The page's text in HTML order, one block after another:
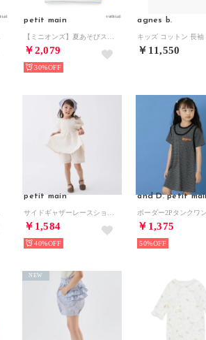
petit main
￥2,079
30%
agnes b.
￥11,550
petit main
￥1,584
40%
and D. petit
￥1,375
50%
NEW